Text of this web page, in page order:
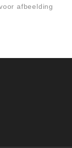
afbeelding